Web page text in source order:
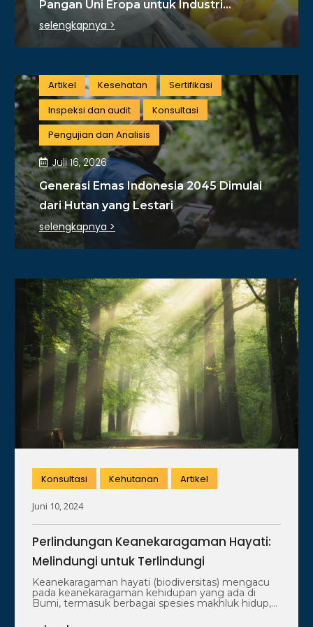
Pangan Uni Eropa untuk Industri
Indonesia
selengkapnya >
Artikel Kesehatan
Sertifikasi
Inspeksi dan audit
Konsultasi
Pengujian dan Analisis
Juli 16, 2026
Generasi Emas Indonesia 2045 Dimulai
dari Hutan yang Lestari
selengkapnya >
Konsultasi Kehutanan Artikel
Juni 10, 2024
Perlindungan Keanekaragaman Hayati:
Melindungi untuk Terlindungi
Keanekaragaman hayati (biodiversitas) mengacu
pada keanekaragaman kehidupan yang ada di
Bumi, termasuk berbagai spesies makhluk hidup,